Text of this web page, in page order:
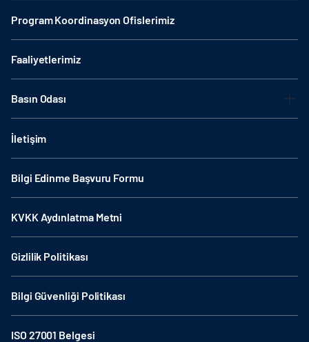
Program Koordinasyon Ofislerimiz
Faaliyetlerimiz
Basın Odası
İletişim
Bilgi Edinme Başvuru Formu
KVKK Aydınlatma Metni
Gizlilik Politikası
Bilgi Güvenliği Politikası
ISO 27001 Belgesi